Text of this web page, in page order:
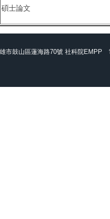
碩士論文
市鼓山區蓮海路70號 社科院EMPP